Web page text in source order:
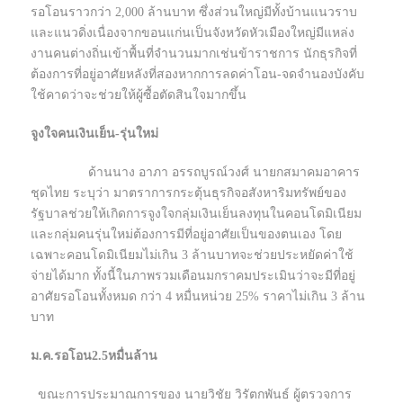
รอโอนราวกว่า 2,000 ล้านบาท ซึ่งส่วนใหญ่มีทั้งบ้านแนวราบ
และแนวดิ่งเนื่องจากขอนแก่นเป็นจังหวัดหัวเมืองใหญ่มีแหล่ง
งานคนต่างถิ่นเข้าพื้นที่จำนวนมากเช่นข้าราชการ นักธุรกิจที่
ต้องการที่อยู่อาศัยหลังที่สองหากการลดค่าโอน-จดจำนองบังคับ
ใช้คาดว่าจะช่วยให้ผู้ซื้อตัดสินใจมากขึ้น
จูงใจคนเงินเย็น-รุ่นใหม่
ด้านนาง อาภา อรรถบูรณ์วงศ์ นายกสมาคมอาคาร
ชุดไทย ระบุว่า มาตราการกระตุ้นธุรกิจอสังหาริมทรัพย์ของ
รัฐบาลช่วยให้เกิดการจูงใจกลุ่มเงินเย็นลงทุนในคอนโดมิเนียม
และกลุ่มคนรุ่นใหม่ต้องการมีที่อยู่อาศัยเป็นของตนเอง โดย
เฉพาะคอนโดมิเนียมไม่เกิน 3 ล้านบาทจะช่วยประหยัดค่าใช้
จ่ายได้มาก ทั้งนี้ในภาพรวมเดือนมกราคมประเมินว่าจะมีที่อยู่
อาศัยรอโอนทั้งหมด กว่า 4 หมื่นหน่วย 25% ราคาไม่เกิน 3 ล้าน
บาท
ม.ค.รอโอน2.5หมื่นล้าน
ขณะการประมาณการของ นายวิชัย วิรัตกพันธ์ ผู้ตรวจการ